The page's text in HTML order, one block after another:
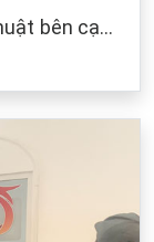
bên cạnh
ta khi
mì: